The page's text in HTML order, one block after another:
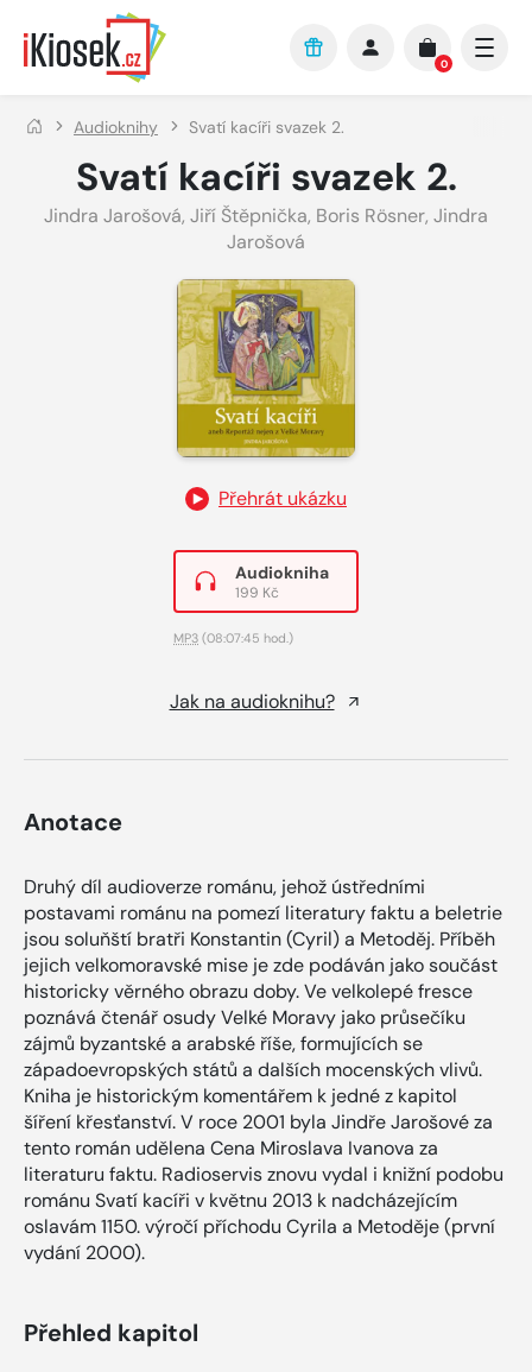
Přejít na hlavní obsah
0
Audioknihy Svatí kacíři svazek 2.
Svatí kacíři svazek 2.
Jindra Jarošová, Jiří Štěpnička, Boris Rösner, Jindra
Jarošová
Přehrát ukázku
Audiokniha
199 Kč
MP3 (08:07:45 hod.)
Jak na audioknihu?
Anotace
Druhý díl audioverze románu, jehož ústředními
postavami románu na pomezí literatury faktu a beletrie
jsou soluňští bratři Konstantin (Cyril) a Metoděj. Příběh
jejich velkomoravské mise je zde podáván jako součást
historicky věrného obrazu doby. Ve velkolepé fresce
poznává čtenář osudy Velké Moravy jako průsečíku
zájmů byzantské a arabské říše, formujících se
západoevropských států a dalších mocenských vlivů.
Kniha je historickým komentářem k jedné z kapitol
šíření křesťanství. V roce 2001 byla Jindře Jarošové za
tento román udělena Cena Miroslava Ivanova za
literaturu faktu. Radioservis znovu vydal i knižní podobu
románu Svatí kacíři v květnu 2013 k nadcházejícím
oslavám 1150. výročí příchodu Cyrila a Metoděje (první
vydání 2000).
Přehled kapitol